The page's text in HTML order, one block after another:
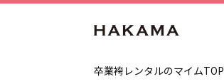
卒業袴レンタルのマイムTOP